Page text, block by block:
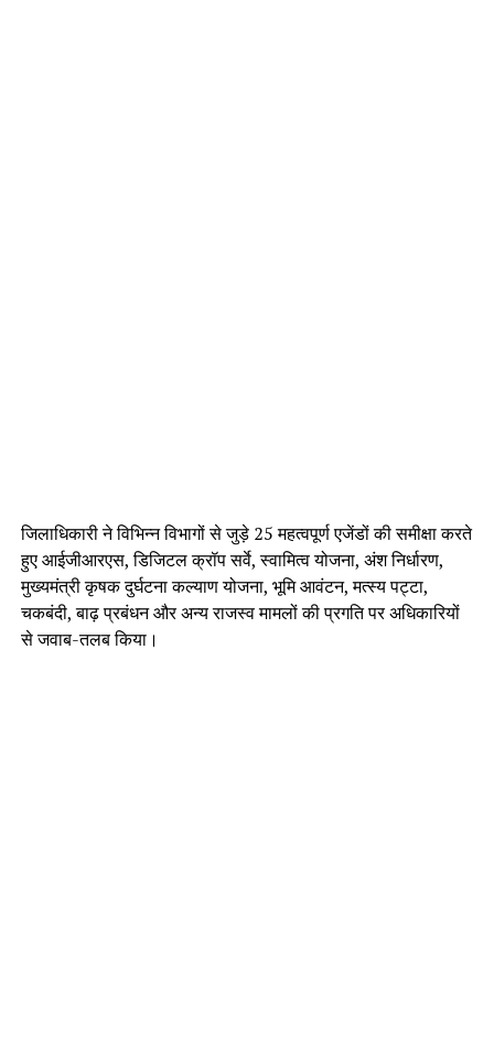
जिलाधिकारी ने विभिन्न विभागों से जुड़े 25 महत्वपूर्ण एजेंडों की समीक्षा करते
हुए आईजीआरएस, डिजिटल क्रॉप सर्वे, स्वामित्व योजना, अंश निर्धारण,
मुख्यमंत्री कृषक दुर्घटना कल्याण योजना, भूमि आवंटन, मत्स्य पट्टा,
चकबंदी, बाढ़ प्रबंधन और अन्य राजस्व मामलों की प्रगति पर अधिकारियों
से जवाब-तलब किया।